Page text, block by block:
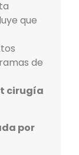
que
de
cirugía
por